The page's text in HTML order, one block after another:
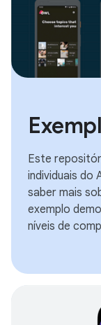
Este
individuais do
saber mais
exemplo
níveis de